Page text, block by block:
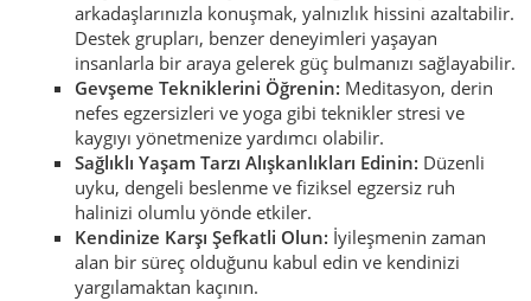
arkadaşlarınızla konuşmak, yalnızlık hissini azaltabilir.
Destek grupları, benzer deneyimleri yaşayan
insanlarla bir araya gelerek güç bulmanızı sağlayabilir.
Gevşeme Tekniklerini Öğrenin: Meditasyon, derin
nefes egzersizleri ve yoga gibi teknikler stresi ve
kaygıyı yönetmenize yardımcı olabilir.
Sağlıklı Yaşam Tarzı Alışkanlıkları Edinin: Düzenli
uyku, dengeli beslenme ve fiziksel egzersiz ruh
halinizi olumlu yönde etkiler.
Kendinize Karşı Şefkatli Olun: İyileşmenin zaman
alan bir süreç olduğunu kabul edin ve kendinizi
yargılamaktan kaçının.